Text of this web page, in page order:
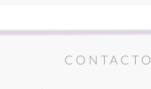
CONTACTO